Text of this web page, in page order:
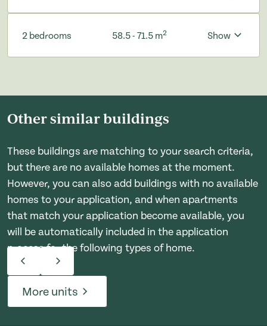
2 bedrooms 58.5 - 71.5 m2 Show
Other similar buildings
These buildings are matching to your search criteria,
but there are no available homes at the moment.
However, you can also add buildings with no available
homes to your application, and when apartments
that match your application become available, you
will be automatically included in the application
process for the following types of home.
More units